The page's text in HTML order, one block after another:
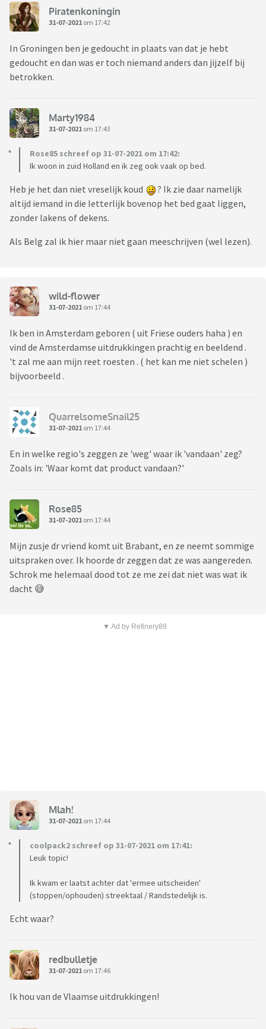
Piratenkoningin
31-07-2021 om 17:42
In Groningen ben je gedoucht in plaats van dat je hebt
gedoucht en dan was er toch niemand anders dan jijzelf bij
betrokken.
Marty1984
31-07-2021 om 17:43
Rose85 schreef op 31-07-2021 om 17:42:
Ik woon in zuid Holland en ik zeg ook vaak op bed.
Heb je het dan niet vreselijk koud
? Ik zie daar namelijk
altijd iemand in die letterlijk bovenop het bed gaat liggen,
zonder lakens of dekens.
Als Belg zal ik hier maar niet gaan meeschrijven (wel lezen).
wild-flower
31-07-2021 om 17:44
Ik ben in Amsterdam geboren ( uit Friese ouders haha ) en
vind de Amsterdamse uitdrukkingen prachtig en beeldend .
't zal me aan mijn reet roesten . ( het kan me niet schelen )
bijvoorbeeld .
QuarrelsomeSnail25
31-07-2021 om 17:44
En in welke regio's zeggen ze 'weg' waar ik 'vandaan' zeg?
Zoals in: 'Waar komt dat product vandaan?'
Rose85
31-07-2021 om 17:44
Mijn zusje dr vriend komt uit Brabant, en ze neemt sommige
uitspraken over. Ik hoorde dr zeggen dat ze was aangereden.
Schrok me helemaal dood tot ze me zei dat niet was wat ik
dacht 😅
▼ Ad by Refinery89
Mlah!
31-07-2021 om 17:44
coolpack2 schreef op 31-07-2021 om 17:41:
Leuk topic!
Ik kwam er laatst achter dat 'ermee uitscheiden'
(stoppen/ophouden) streektaal / Randstedelijk is.
Echt waar?
redbulletje
31-07-2021 om 17:46
Ik hou van de Vlaamse uitdrukkingen!